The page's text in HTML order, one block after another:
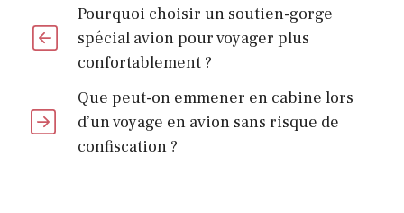
Pourquoi choisir un soutien-gorge
spécial avion pour voyager plus
confortablement ?
Que peut-on emmener en cabine lors
d’un voyage en avion sans risque de
confiscation ?